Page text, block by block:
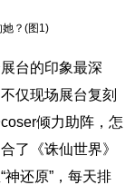
台的印象最深
仅现场展台复刻
倾力助阵，怎
了《诛仙世界》
还原”，每天排